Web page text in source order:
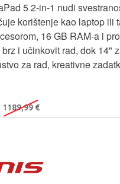
5 2‑in‑1 nudi
korištenje kao laptop ili
16 GB RAM-a i
brz i učinkovit rad, dok 14"
za rad, kreativne
1189,99 €